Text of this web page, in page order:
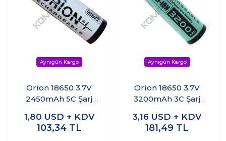
Orion 18650 3.7V
2450mAh 5C Şarj
Başsız
1,80 USD + KDV
103,34 TL
Orion 18650 3.7V
3200mAh 3C Şarj
3,16 USD + KDV
181,49 TL